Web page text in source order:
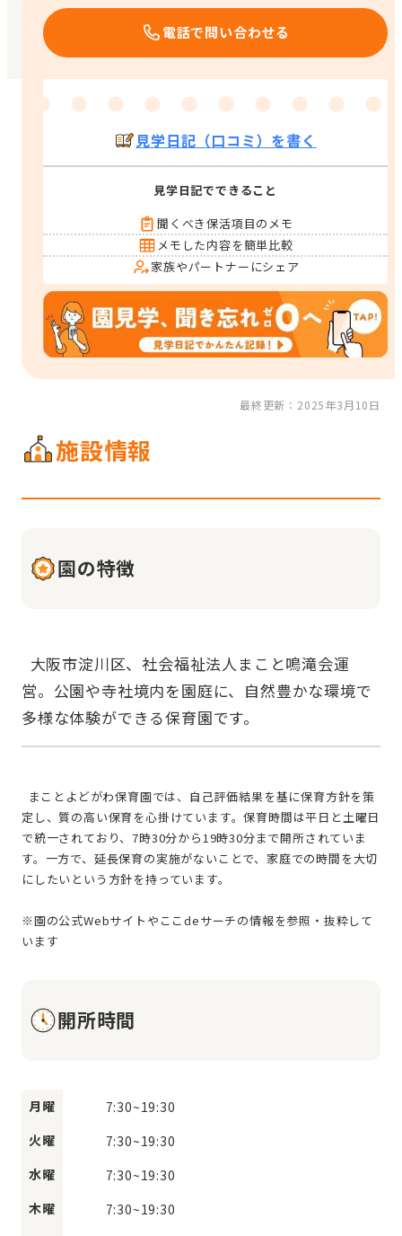
電話で問い合わせる
見学日記（口コミ）を書く
見学日記でできること
聞くべき保活項目のメモ
メモした内容を簡単比較
家族やパートナーにシェア
最終更新：2025年3月10日
施設情報
園の特徴
営。公園や寺社境内を園庭に、自然豊かな環境で
定し、質の高い保育を心掛けています。保育時間は平日と土曜日
で統一されており、7時30分から19時30分まで開所されていま
す。一方で、延長保育の実施がないことで、家庭での時間を大切
にしたいという方針を持っています。
※園の公式Webサイトやここdeサーチの情報を参照・抜粋して
開所時間
月曜 7:30~19:30
火曜
7:30~19:30
水曜
7:30~19:30
木曜
7:30~19:30